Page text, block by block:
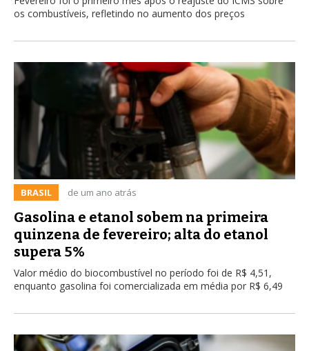
os combustíveis, refletindo no aumento dos preços
BRASIL de um ano atrás
Gasolina e etanol sobem na primeira
quinzena de fevereiro; alta do etanol
supera 5%
Valor médio do biocombustível no período foi de R$ 4,51,
enquanto gasolina foi comercializada em média por R$ 6,49